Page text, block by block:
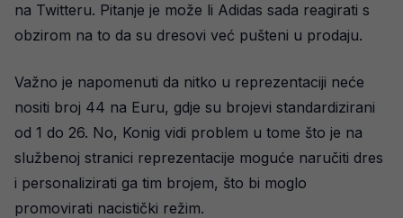
na Twitteru. Pitanje je može li Adidas sada reagirati s
obzirom na to da su dresovi već pušteni u prodaju.
Važno je napomenuti da nitko u reprezentaciji neće
nositi broj 44 na Euru, gdje su brojevi standardizirani
od 1 do 26. No, Konig vidi problem u tome što je na
službenoj stranici reprezentacije moguće naručiti dres
i personalizirati ga tim brojem, što bi moglo
promovirati nacistički režim.